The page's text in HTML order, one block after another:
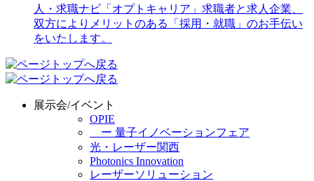
展示会/イベント
OPIE
ー 量子イノベーションフェア
光・レーザー関西
Photonics Innovation
レーザーソリューション